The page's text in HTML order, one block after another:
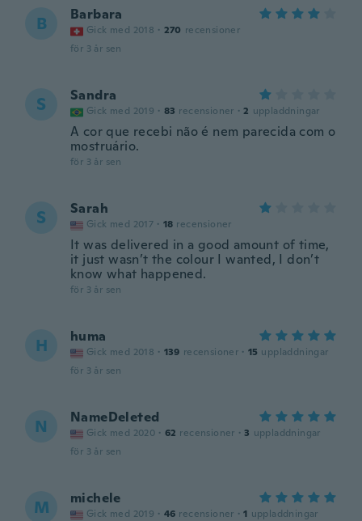
B Barbara
Gick med 2018 · 270 recensioner
för 3 år sen
S Sandra
Gick med 2019 · 83 recensioner · 2 uppladdningar
A cor que recebi não é nem parecida com o
mostruário.
för 3 år sen
S Sarah
Gick med 2017 · 18 recensioner
It was delivered in a good amount of time,
it just wasn’t the colour I wanted, I don’t
know what happened.
för 3 år sen
H huma
Gick med 2018 · 139 recensioner · 15 uppladdningar
för 3 år sen
N NameDeleted
Gick med 2020 · 62 recensioner · 3 uppladdningar
för 3 år sen
M michele
Gick med 2019 · 46 recensioner · 1 uppladdningar